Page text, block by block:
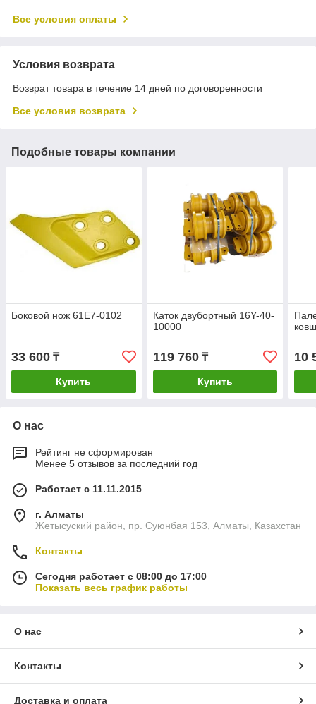
Все условия оплаты
Условия возврата
Возврат товара в течение 14 дней по договоренности
Все условия возврата
Подобные товары компании
Боковой нож 61E7-0102
33 600 ₸
Купить
Каток двубортный 16Y-40-
10000
119 760₸
Купить
10
О нас
Рейтинг не сформирован
Менее 5 отзывов за последний год
Работает с 11.11.2015
г. Алматы
Жетысуский район, пр. Суюнбая 153, Алматы, Казахстан
Контакты
Сегодня работает с 08:00 до 17:00
Показать весь график работы
О нас
Контакты
Доставка и оплата